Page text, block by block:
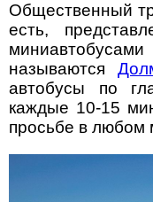
Общественный
есть,
называются
автобусы по
каждые 10-15
просьбе в любом